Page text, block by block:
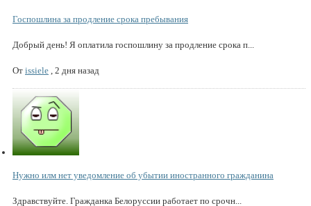
Госпошлина за продление срока пребывания
Добрый день! Я оплатила госпошлину за продление срока п...
От issiele , 2 дня назад
Нужно илм нет уведомление об убытии иностранного гражданина
Здравствуйте. Гражданка Белоруссии работает по срочн...